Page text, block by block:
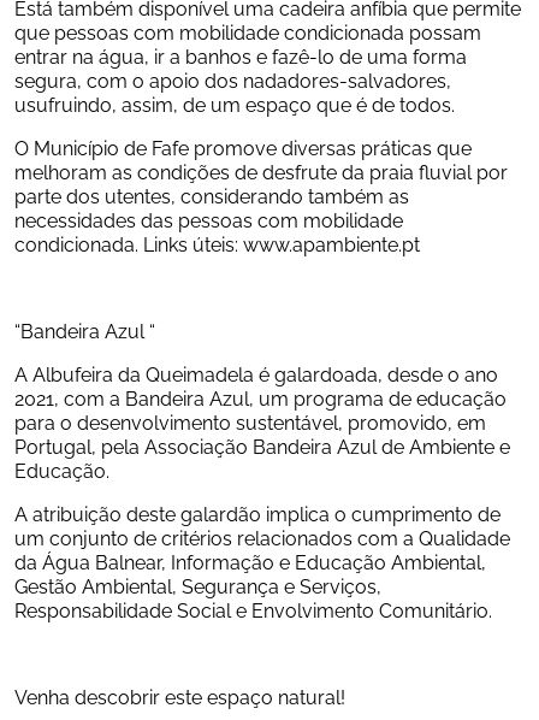
Está também disponível uma cadeira anfíbia que permite
que pessoas com mobilidade condicionada possam
entrar na água, ir a banhos e fazê-lo de uma forma
segura, com o apoio dos nadadores-salvadores,
usufruindo, assim, de um espaço que é de todos.
O Município de Fafe promove diversas práticas que
melhoram as condições de desfrute da praia fluvial por
parte dos utentes, considerando também as
necessidades das pessoas com mobilidade
condicionada. Links úteis: www.apambiente.pt
“Bandeira Azul “
A Albufeira da Queimadela é galardoada, desde o ano
2021, com a Bandeira Azul, um programa de educação
para o desenvolvimento sustentável, promovido, em
Portugal, pela Associação Bandeira Azul de Ambiente e
Educação.
A atribuição deste galardão implica o cumprimento de
um conjunto de critérios relacionados com a Qualidade
da Água Balnear, Informação e Educação Ambiental,
Gestão Ambiental, Segurança e Serviços,
Responsabilidade Social e Envolvimento Comunitário.
Venha descobrir este espaço natural!